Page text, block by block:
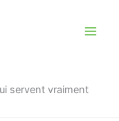
servent vraiment